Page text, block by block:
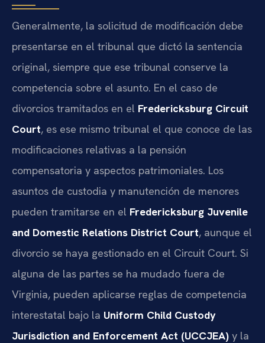
Generalmente, la solicitud de modificación debe
presentarse en el tribunal que dictó la sentencia
original, siempre que ese tribunal conserve la
competencia sobre el asunto. En el caso de
divorcios tramitados en el Fredericksburg Circuit
Court, es ese mismo tribunal el que conoce de las
modificaciones relativas a la pensión
compensatoria y aspectos patrimoniales. Los
asuntos de custodia y manutención de menores
pueden tramitarse en el Fredericksburg Juvenile
and Domestic Relations District Court, aunque el
divorcio se haya gestionado en el Circuit Court. Si
alguna de las partes se ha mudado fuera de
Virginia, pueden aplicarse reglas de competencia
interestatal bajo la Uniform Child Custody
Jurisdiction and Enforcement Act (UCCJEA) y la